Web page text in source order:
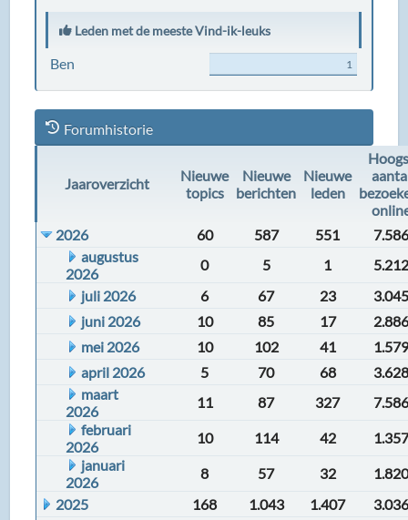
Leden met de meeste Vind-ik-leuks
Ben 1
Forumhistorie
Jaaroverzicht
Nieuwe
topics
Nieuwe
berichten
Nieuwe
leden
2026
60 587 551
7.586
augustus
2026
0 5 1
5.212
juli 2026
6 67 23
3.045
juni 2026
10 85 17
2.886
mei 2026
10 102 41
1.579
april 2026
5 70 68
3.628
maart
2026
11 87 327
7.586
februari
2026
10 114 42
1.357
januari
2026
8 57 32
1.820
2025
168 1.043 1.407
3.036